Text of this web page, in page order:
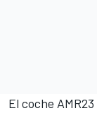
El coche AMR23